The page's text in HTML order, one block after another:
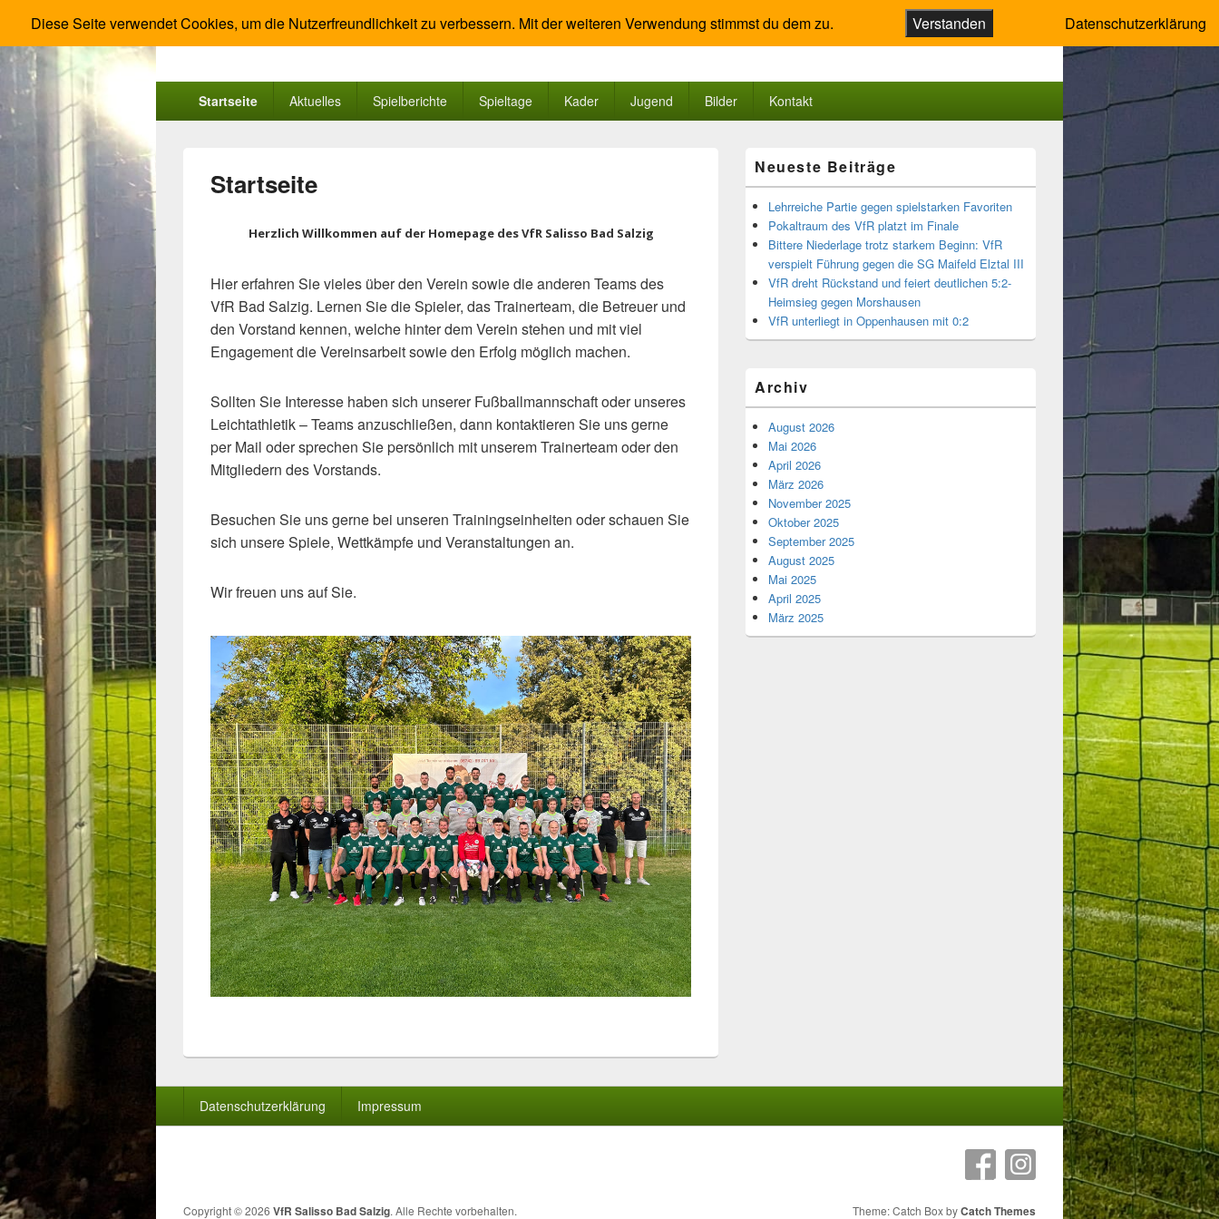
VfR Salisso Bad Salzig
Startseite Aktuelles Spielberichte Spieltage Kader Jugend Bilder Kontakt
Startseite
Herzlich Willkommen auf der Homepage des VfR Salisso Bad Salzig
Hier erfahren Sie vieles über den Verein sowie die anderen Teams des
VfR Bad Salzig. Lernen Sie die Spieler, das Trainerteam, die Betreuer und
den Vorstand kennen, welche hinter dem Verein stehen und mit viel
Engagement die Vereinsarbeit sowie den Erfolg möglich machen.
Sollten Sie Interesse haben sich unserer Fußballmannschaft oder unseres
Leichtathletik – Teams anzuschließen, dann kontaktieren Sie uns gerne
per Mail oder sprechen Sie persönlich mit unserem Trainerteam oder den
Mitgliedern des Vorstands.
Besuchen Sie uns gerne bei unseren Trainingseinheiten oder schauen Sie
sich unsere Spiele, Wettkämpfe und Veranstaltungen an.
Wir freuen uns auf Sie.
Seitenleisten-
Widgetbereich
Neueste Beiträge
Lehrreiche Partie gegen spielstarken Favoriten
Pokaltraum des VfR platzt im Finale
Bittere Niederlage trotz starkem Beginn: VfR
verspielt Führung gegen die SG Maifeld Elztal III
VfR dreht Rückstand und feiert deutlichen 5:2-
Heimsieg gegen Morshausen
VfR unterliegt in Oppenhausen mit 0:2
Archiv
August 2026
Mai 2026
April 2026
März 2026
November 2025
Oktober 2025
September 2025
August 2025
Mai 2025
April 2025
März 2025
Datenschutzerklärung Impressum
Copyright © 2026 VfR Salisso Bad Salzig. Alle Rechte vorbehalten. Theme: Catch Box byCatch Themes
Diese Seite verwendet Cookies, um die Nutzerfreundlichkeit zu verbessern. Mit der weiteren Verwendung stimmst du dem zu. Verstanden Datenschutzerklärung